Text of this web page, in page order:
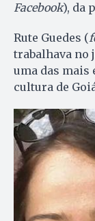
Facebook), da
Rute Guedes (
trabalhava no
uma das mais
cultura de